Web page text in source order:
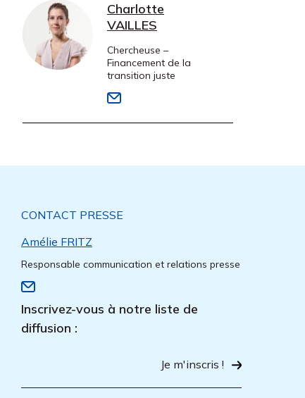
Charlotte
VAILLES
Chercheuse –
Financement de la
transition juste
CONTACT PRESSE
Amélie FRITZ
Responsable communication et relations presse
Inscrivez-vous à notre liste de
diffusion :
Je m'inscris !